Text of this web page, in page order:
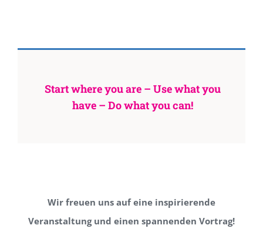
Start where you are – Use what you
have – Do what you can!
Wir freuen uns auf eine inspirierende
Veranstaltung und einen spannenden Vortrag!